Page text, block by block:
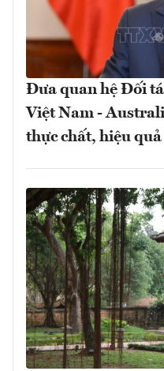
Đưa quan hệ Đối
Việt Nam -
thực chất, hiệu quả